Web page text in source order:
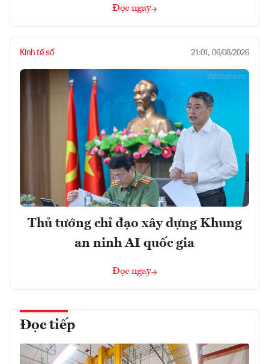
Đọc ngay
Kinh tế số 21:01, 06/08/2026
Thủ tướng chỉ đạo xây dựng Khung
an ninh AI quốc gia
Đọc ngay
Đọc tiếp